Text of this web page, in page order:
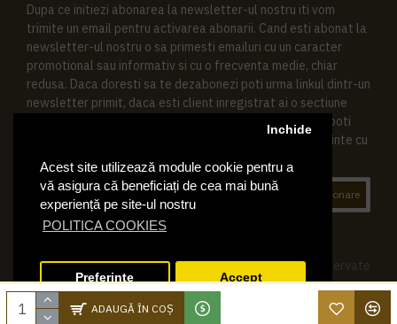
Acest site utilizează module cookie pentru a
vă asigura că beneficiați de cea mai bună
experiență pe site-ul nostru
POLITICA COOKIES
Inchide
Preferinte Accept
ADAUGĂ ÎN COŞ
Dupa ce initiezi abonarea la newsletter-ul nostru iti vom
trimite un email pentru activarea abonarii. Cand esti abonat la
newsletter-ul nostru o sa primesti emailuri cu un caracter
promotional sau informativ si cu o frecventa medie, chiar
redusa. Daca doresti sa te dezabonezi poti urma linkul dintr-un
newsletter primit, daca esti client inregistrat ai o sectiune
speciala in contul tau in acest scop, si de asemenea ne poti
contacta oricand pe email pentru orice intrebari sau cerinte cu
Abonare
© 2019 Ktering.ro , Toate drepturile rezervate